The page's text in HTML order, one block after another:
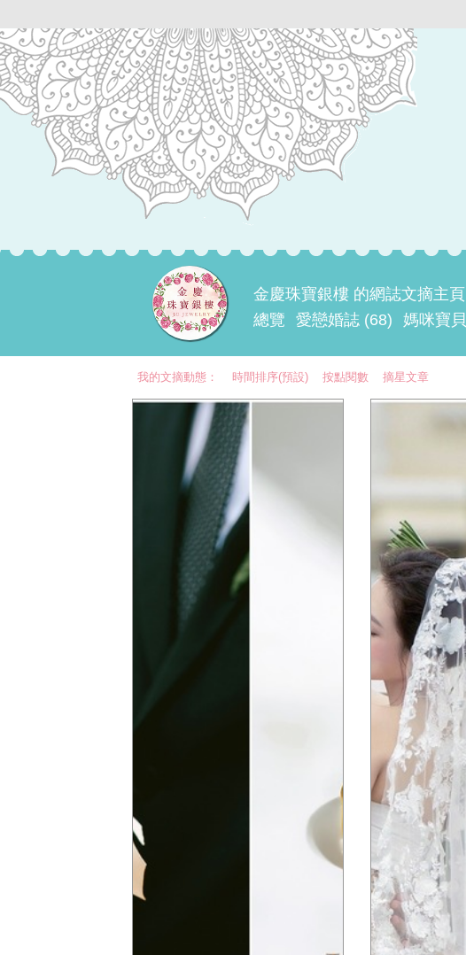
金慶珠寶銀樓 的網誌文摘主頁
總覽
愛戀婚誌 (68) 媽咪寶貝
我的文摘動態： 時間排序(預設) 按點閱數 摘星文章